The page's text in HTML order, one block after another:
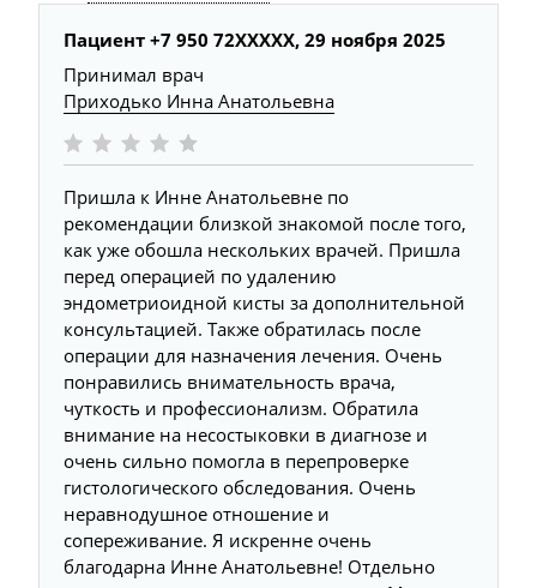
Пациент +7 950 72XXXXX, 29 ноября 2025
Принимал врач
Приходько Инна Анатольевна
Пришла к Инне Анатольевне по
рекомендации близкой знакомой после того,
как уже обошла нескольких врачей. Пришла
перед операцией по удалению
эндометриоидной кисты за дополнительной
консультацией. Также обратилась после
операции для назначения лечения. Очень
понравились внимательность врача,
чуткость и профессионализм. Обратила
внимание на несостыковки в диагнозе и
очень сильно помогла в перепроверке
гистологического обследования. Очень
неравнодушное отношение и
сопереживание. Я искренне очень
благодарна Инне Анатольевне! Отдельно